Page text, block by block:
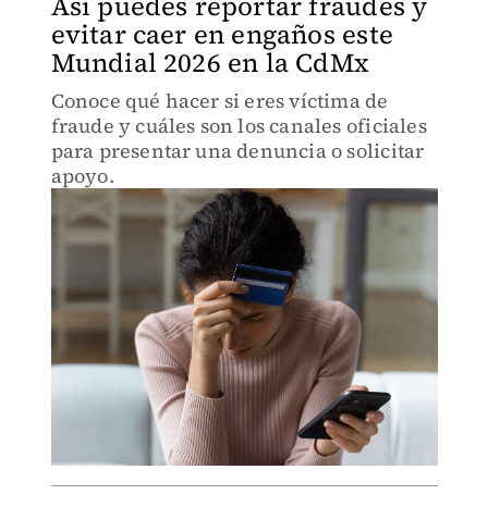
evitar caer en engaños este
Mundial 2026 en la CdMx
Conoce qué hacer si eres víctima de
fraude y cuáles son los canales oficiales
para presentar una denuncia o solicitar
apoyo.